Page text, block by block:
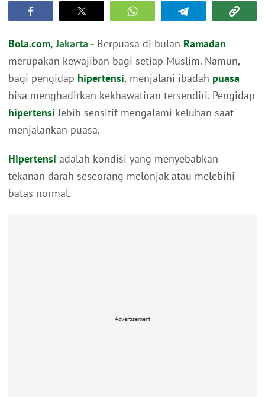
Bola.com, Jakarta - Berpuasa di bulan Ramadan
merupakan kewajiban bagi setiap Muslim. Namun,
bagi pengidap hipertensi, menjalani ibadah puasa
bisa menghadirkan kekhawatiran tersendiri. Pengidap
hipertensi lebih sensitif mengalami keluhan saat
menjalankan puasa.
Hipertensi adalah kondisi yang menyebabkan
tekanan darah seseorang melonjak atau melebihi
batas normal.
Advertisement